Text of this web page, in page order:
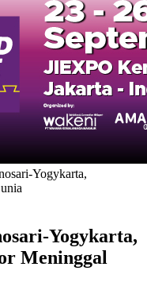
Yogykarta,
Yogykarta,
Meninggal